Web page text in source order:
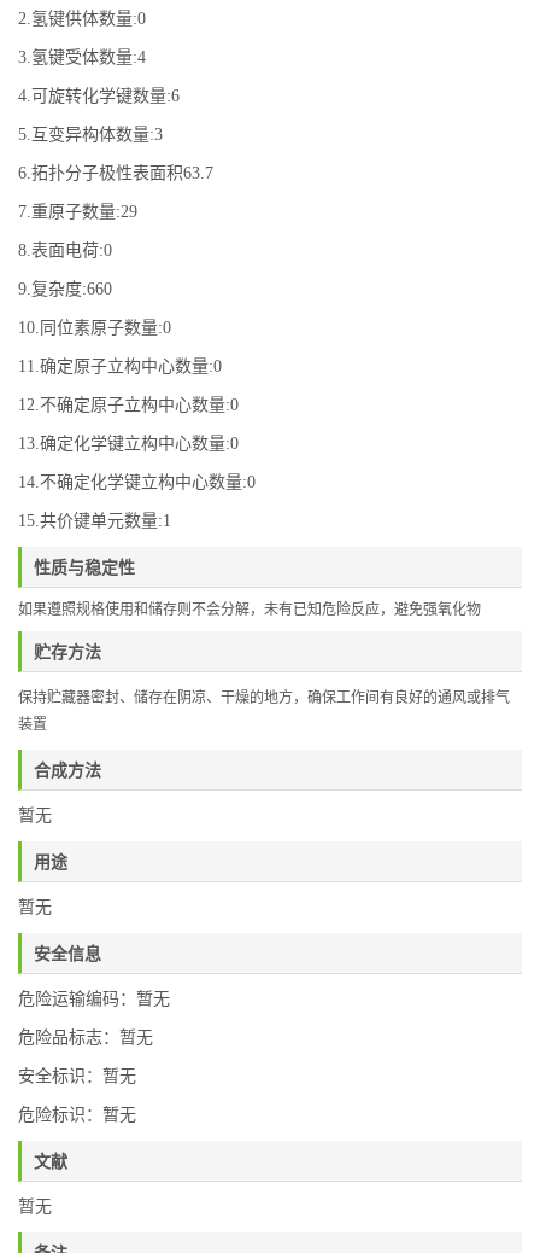
2.氢键供体数量:0
3.氢键受体数量:4
4.可旋转化学键数量:6
5.互变异构体数量:3
6.拓扑分子极性表面积63.7
7.重原子数量:29
8.表面电荷:0
9.复杂度:660
10.同位素原子数量:0
11.确定原子立构中心数量:0
12.不确定原子立构中心数量:0
13.确定化学键立构中心数量:0
14.不确定化学键立构中心数量:0
15.共价键单元数量:1
性质与稳定性
如果遵照规格使用和储存则不会分解，未有已知危险反应，避免强氧化物
贮存方法
保持贮藏器密封、储存在阴凉、干燥的地方，确保工作间有良好的通风或排气
装置
合成方法
暂无
用途
暂无
安全信息
危险运输编码：暂无
危险品标志：暂无
安全标识：暂无
危险标识：暂无
文献
暂无